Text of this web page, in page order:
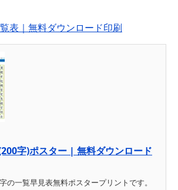
表｜無料ダウンロード印刷
字)ポスター | 無料ダウンロード
の一覧早見表無料ポスタープリントです。